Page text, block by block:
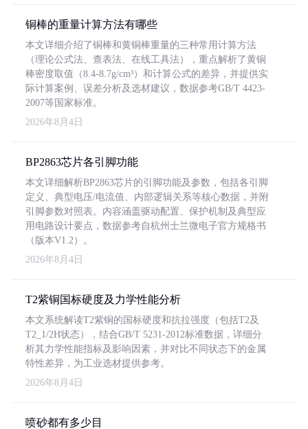
铜棒的重量计算方法有哪些
本文详细介绍了铜棒和黄铜棒重量的三种常用计算方法
（理论公式法、查表法、在线工具法），重点解析了黄铜
棒密度取值（8.4-8.7g/cm³）和计算公式的差异，并提供实
际计算案例、误差分析及选材建议，数据参考GB/T 4423-
2007等国家标准。
2026年8月4日
BP2863芯片各引脚功能
本文详细解析BP2863芯片的引脚功能及参数，包括各引脚
定义、典型电压/电流值、内部逻辑关系等核心数据，并附
引脚参数对照表。内容涵盖驱动配置、保护机制及典型应
用电路设计要点，数据参考自杭州士兰微电子官方规格书
（版本V1.2）。
2026年8月4日
T2紫铜国标硬度及力学性能分析
本文系统解读T2紫铜的国标硬度和抗拉强度（包括T2及
T2_1/2H状态），结合GB/T 5231-2012标准数据，详细分
析其力学性能指标及影响因素，并对比不同状态下的金属
特性差异，为工业选材提供参考。
2026年8月4日
喷砂都有多少目